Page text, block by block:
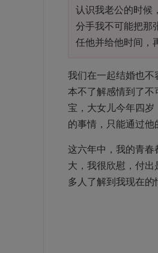
认识我老公的时候
分手我不可能把那
任他并给他时间，
我们在一起结婚也不
本不了解感情到了不
宝，大女儿今年四
的事情，只能通过他
这六年中，我的青春
大，我很欣慰，付
多人了解到我现在的